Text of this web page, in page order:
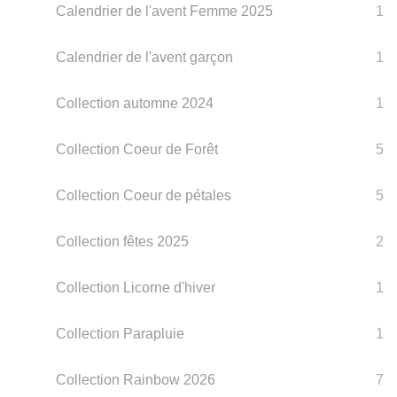
Calendrier de l'avent Femme 2025 1
Calendrier de l'avent garçon 1
Collection automne 2024 1
Collection Coeur de Forêt 5
Collection Coeur de pétales 5
Collection fêtes 2025 2
Collection Licorne d'hiver 1
Collection Parapluie 1
Collection Rainbow 2026 7